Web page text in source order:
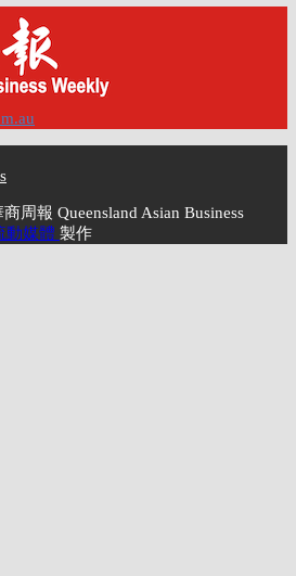
周報 Queensland Asian Business
動媒體 製作